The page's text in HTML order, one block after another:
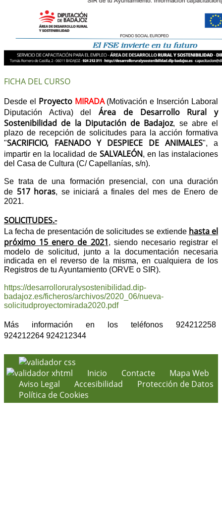
FICHA DEL CURSO
Desde el Proyecto MIRADA (Motivación e Inserción Laboral
Diputación Activa) del
Área de Desarrollo Rural y
Sostenibilidad de la Diputación de Badajoz, se abre el
plazo de recepción de solicitudes para la acción formativa
"SACRIFICIO, FAENADO Y DESPIECE DE ANIMALES", a
impartir en la localidad de SALVALEÓN, en las instalaciones
del Casa de Cultura (C/ Capellanías, s/n).
Se trata de una formación presencial, con una duración
de 517horas, se iniciará a finales del mes de Enero de
2021.
SOLICITUDES.-
La fecha de presentación de solicitudes se extiende hasta el
próximo 15 enero de 2021, siendo necesario registrar el
modelo de solicitud, junto a la documentación necesaria
indicada en el reverso de la misma, en cualquiera de los
Registros de tu Ayuntamiento (ORVE o SIR).
https://desarrolloruralysostenibilidad.dip-
badajoz.es/ficheros/archivos/2020_06/nueva-
solicitudproyectomirada2020.pdf
Más información en los teléfonos
924212258
924212264 924212344
Inicio Contacte
Mapa Web
Aviso Legal
Accesibilidad
Protección de Datos
Política de Cookies